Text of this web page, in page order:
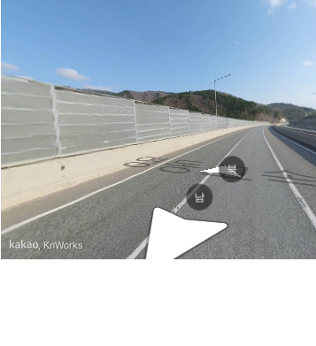
영
영
북
남
, KnWorks